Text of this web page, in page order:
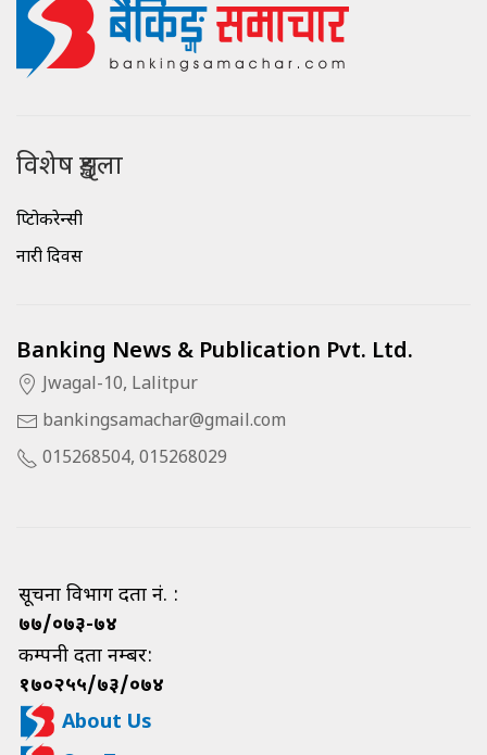
विशेष शृङ्खला
क्रिप्टोकरेन्सी
नारी दिवस
Banking News & Publication Pvt. Ltd.
Jwagal-10, Lalitpur
bankingsamachar@gmail.com
015268504, 015268029
सूचना विभाग दर्ता नं. :
७७/०७३-७४
कम्पनी दर्ता नम्बर:
१७०२५५/७३/०७४
About Us